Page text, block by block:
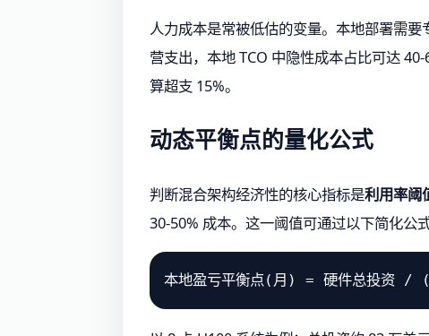
人力成本是常被低估的变量。本地部署需
营支出，本地 TCO 中隐性成本占比可达
算超支 15%。
动态平衡点的量化公式
判断混合架构经济性的核心指标是利用率阈
30-50% 成本。这一阈值可通过以下简化公式